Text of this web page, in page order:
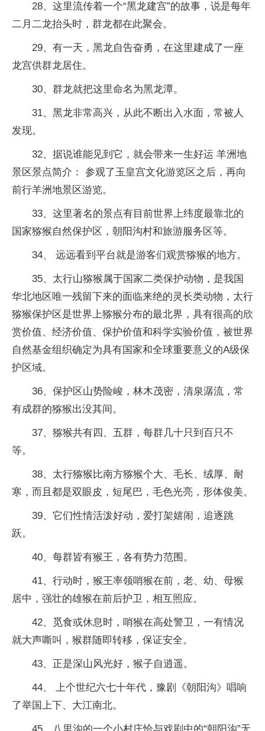
28、这里流传着一个“黑龙建宫”的故事，说是每年
二月二龙抬头时，群龙都在此聚会。
29、有一天，黑龙自告奋勇，在这里建成了一座
龙宫供群龙居住。
30、群龙就把这里命名为黑龙潭。
31、黑龙非常高兴，从此不断出入水面，常被人
发现。
32、据说谁能见到它，就会带来一生好运 羊洲地
景区景点简介： 参观了玉皇宫文化游览区之后，再向
前行羊洲地景区游览。
33、这里著名的景点有目前世界上纬度最靠北的
国家猕猴自然保护区，朝阳沟村和旅游服务区等。
34、 远远看到平台就是游客们观赏猕猴的地方。
35、太行山猕猴属于国家二类保护动物，是我国
华北地区唯一残留下来的面临来绝的灵长类动物，太行
猕猴保护区是世界上猕猴分布的最北界，具有很高的欣
赏价值、经济价值、保护价值和科学实验价值，被世界
自然基金组织确定为具有国家和全球重要意义的A级保
护区域。
36、保护区山势险峻，林木茂密，清泉潺流，常
有成群的猕猴出没其间。
37、猕猴共有四、五群，每群几十只到百只不
等。
38、太行猕猴比南方猕猴个大、毛长、绒厚、耐
寒，而且都是双眼皮，短尾巴，毛色光亮，形体俊美。
39、它们性情活泼好动，爱打架嬉闹，追逐跳
跃。
40、每群皆有猴王，各有势力范围。
41、行动时，猴王率领哨猴在前，老、幼、母猴
居中，强壮的雄猴在前后护卫，相互照应。
42、觅食或休息时，哨猴在高处警卫，一有情况
就大声嘶叫，猴群随即转移，保证安全。
43、正是深山风光好，猴子自逍遥。
44、 上个世纪六七十年代，豫剧《朝阳沟》唱响
了举国上下、大江南北。